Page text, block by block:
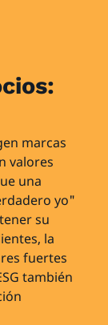
marcas
valores
una
yo"
su
la
fuertes
también